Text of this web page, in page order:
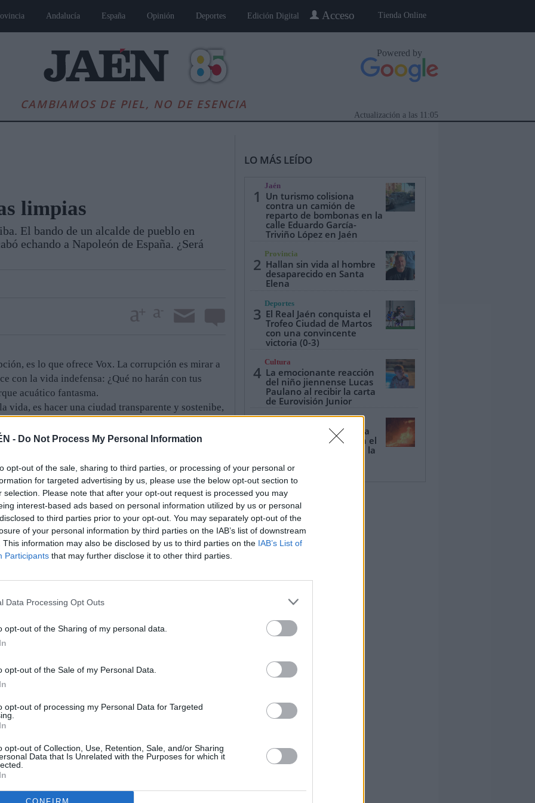
- Do Not Process My Personal Information
opt-out of the sale, sharing to third parties, or processing of your personal or
for targeted advertising by us, please use the below opt-out section to
selection. Please note that after your opt-out request is processed you may
interest-based ads based on personal information utilized by us or personal
to third parties prior to your opt-out. You may separately opt-out of the
of your personal information by third parties on the IAB’s list of downstream
This information may also be disclosed by us to third parties on the IAB’s List of
Participants that may further disclose it to other third parties.
Data Processing Opt Outs
opt-out of the Sharing of my personal data.
opt-out of the Sale of my Personal Data.
opt-out of processing my Personal Data for Targeted
opt-out of Collection, Use, Retention, Sale, and/or Sharing
Data that Is Unrelated with the Purposes for which it
CONFIRM
Tienda Online
Acceso
Andalucía España Opinión Deportes Edición Digital
CAMBIAMOS DE PIEL, NO DE ESENCIA
Powered by
11:05
Actualización a las
Andalucía Internacional Opinión Cultura Deportes Jaén, Pueblo a Pueblo Gente
limpias
El bando de un alcalde de pueblo en
echando a Napoleón de España. ¿Será
es lo que ofrece Vox. La corrupción es mirar a
con la vida indefensa: ¿Qué no harán con tus
acuático fantasma.
vida, es hacer una ciudad transparente y sostenibe,
garantice el de generaciones venideras. Una
con la corrupción, es lo que te pedimos desde
LO MÁS LEÍDO
1
Jaén
Un turismo colisiona
contra un camión de
reparto de bombonas en la
calle Eduardo García-
Triviño López en Jaén
2
Provincia
Hallan sin vida al hombre
desaparecido en Santa
Elena
3
Deportes
El Real Jaén conquista el
Trofeo Ciudad de Martos
con una convincente
victoria (0-3)
4
Cultura
La emocionante reacción
del niño jiennense Lucas
Paulano al recibir la carta
de Eurovisión Junior
Los Bomberos de Úbeda
sofocan un incendio en el
Parque Norte y enfrían la